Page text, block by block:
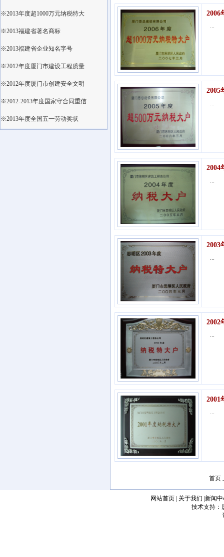
※2013年度超1000万元纳税特大
※2013福建省著名商标
※2013福建省企业知名字号
※2012年度厦门市建设工程质量
※2012年度厦门市创建安全文明
※2012-2013年度国家守合同重信
※2013年度全国五一劳动奖状
2006
...
2005
...
2004
...
2003
...
2002
...
2001
...
首页
网站首页 关于我们 新闻
技术支持：